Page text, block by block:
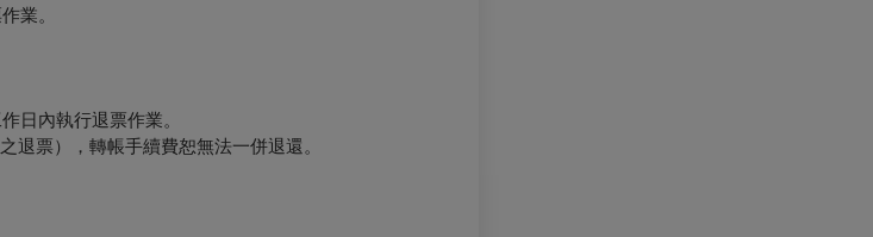
業。
日內執行退票作業。
票），轉帳手續費恕無法一併退還。